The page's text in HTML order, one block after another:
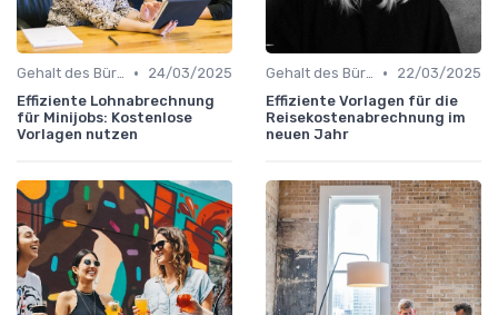
Gehalt des Büroleiters •
24/03/2025
Effiziente Lohnabrechnung
für Minijobs: Kostenlose
Vorlagen nutzen
Gehalt des Büroleiters •
22/03/2025
Effiziente Vorlagen für die
Reisekostenabrechnung im
neuen Jahr